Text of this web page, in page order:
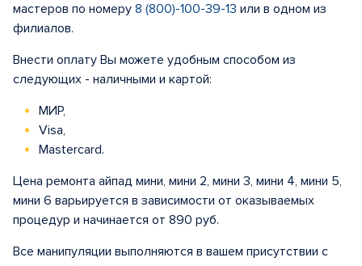
мастеров по номеру 8 (800)-100-39-13 или в одном из
филиалов.
Внести оплату Вы можете удобным способом из
следующих - наличными и картой:
МИР,
Visa,
Mastercard.
Цена ремонта айпад мини, мини 2, мини 3, мини 4, мини 5,
мини 6 варьируется в зависимости от оказываемых
процедур и начинается от 890 руб.
Все манипуляции выполняются в вашем присутствии с